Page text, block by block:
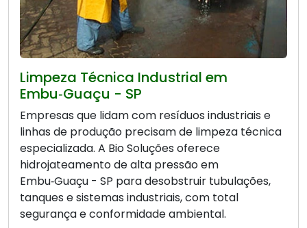
Limpeza Técnica Industrial em
Embu‑Guaçu - SP
Empresas que lidam com resíduos industriais e
linhas de produção precisam de limpeza técnica
especializada. A Bio Soluções oferece
hidrojateamento de alta pressão em
Embu‑Guaçu - SP para desobstruir tubulações,
tanques e sistemas industriais, com total
segurança e conformidade ambiental.